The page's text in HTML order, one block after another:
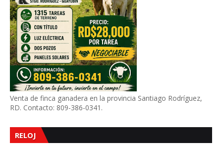
Venta de finca ganadera en la provincia Santiago Rodríguez,
RD. Contacto: 809-386-0341.
RELOJ